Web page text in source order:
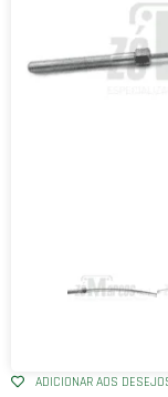
ADICIONAR AOS